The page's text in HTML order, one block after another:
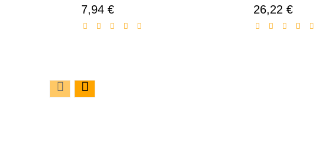
7,94 €Prezzo
26,22 €Prezzo